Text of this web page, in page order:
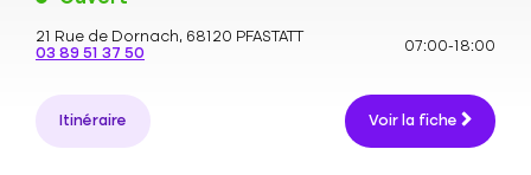
21 Rue de Dornach, 68120 PFASTATT
03 89 51 37 50
07:00-18:00
Itinéraire Voir la fiche